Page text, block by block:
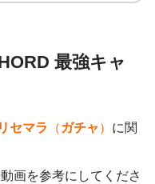
最強キャ
リセマラ （ ガチャ ） に関
画を参考にしてくださ